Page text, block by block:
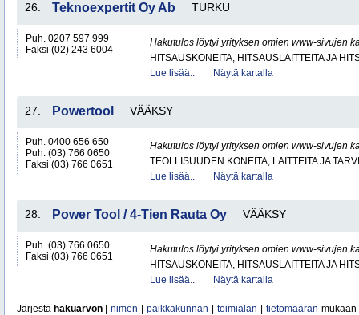
26. Teknoexpertit Oy Ab TURKU
Puh. 0207 597 999
Faksi (02) 243 6004
Hakutulos löytyi yrityksen omien www-sivujen
HITSAUSKONEITA, HITSAUSLAITTEITA JA
Lue lisää..
Näytä kartalla
27. Powertool VÄÄKSY
Puh. 0400 656 650
Puh. (03) 766 0650
Faksi (03) 766 0651
Hakutulos löytyi yrityksen omien www-sivujen
TEOLLISUUDEN KONEITA, LAITTEITA JA
Lue lisää..
Näytä kartalla
28. Power Tool / 4-Tien Rauta Oy VÄÄKSY
Puh. (03) 766 0650
Faksi (03) 766 0651
Hakutulos löytyi yrityksen omien www-sivujen
HITSAUSKONEITA, HITSAUSLAITTEITA JA
Lue lisää..
Näytä kartalla
Järjestä hakuarvon nimen paikkakunnan toimialan tietomäärän mukaan